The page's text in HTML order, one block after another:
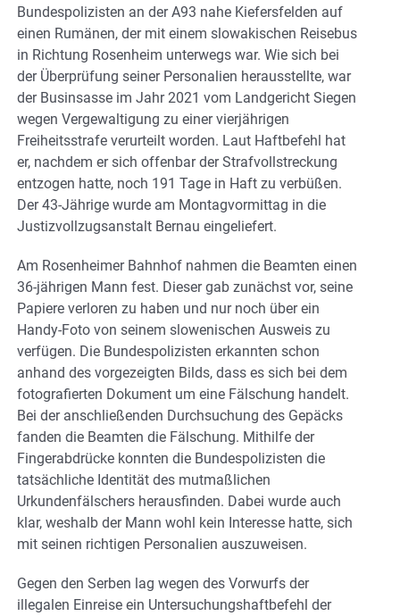
Bundespolizisten an der A93 nahe Kiefersfelden auf
einen Rumänen, der mit einem slowakischen Reisebus
in Richtung Rosenheim unterwegs war. Wie sich bei
der Überprüfung seiner Personalien herausstellte, war
der Businsasse im Jahr 2021 vom Landgericht Siegen
wegen Vergewaltigung zu einer vierjährigen
Freiheitsstrafe verurteilt worden. Laut Haftbefehl hat
er, nachdem er sich offenbar der Strafvollstreckung
entzogen hatte, noch 191 Tage in Haft zu verbüßen.
Der 43-Jährige wurde am Montagvormittag in die
Justizvollzugsanstalt Bernau eingeliefert.
Am Rosenheimer Bahnhof nahmen die Beamten einen
36-jährigen Mann fest. Dieser gab zunächst vor, seine
Papiere verloren zu haben und nur noch über ein
Handy-Foto von seinem slowenischen Ausweis zu
verfügen. Die Bundespolizisten erkannten schon
anhand des vorgezeigten Bilds, dass es sich bei dem
fotografierten Dokument um eine Fälschung handelt.
Bei der anschließenden Durchsuchung des Gepäcks
fanden die Beamten die Fälschung. Mithilfe der
Fingerabdrücke konnten die Bundespolizisten die
tatsächliche Identität des mutmaßlichen
Urkundenfälschers herausfinden. Dabei wurde auch
klar, weshalb der Mann wohl kein Interesse hatte, sich
mit seinen richtigen Personalien auszuweisen.
Gegen den Serben lag wegen des Vorwurfs der
illegalen Einreise ein Untersuchungshaftbefehl der